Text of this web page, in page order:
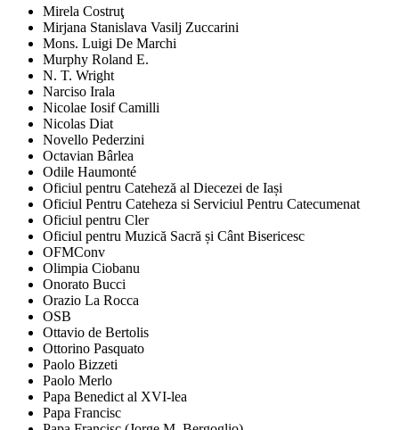
Mirela Costruţ
Mirjana Stanislava Vasilj Zuccarini
Mons. Luigi De Marchi
Murphy Roland E.
N. T. Wright
Narciso Irala
Nicolae Iosif Camilli
Nicolas Diat
Novello Pederzini
Octavian Bârlea
Odile Haumonté
Oficiul pentru Cateheză al Diecezei de Iași
Oficiul Pentru Cateheza si Serviciul Pentru Catecumenat
Oficiul pentru Cler
Oficiul pentru Muzică Sacră și Cânt Bisericesc
OFMConv
Olimpia Ciobanu
Onorato Bucci
Orazio La Rocca
OSB
Ottavio de Bertolis
Ottorino Pasquato
Paolo Bizzeti
Paolo Merlo
Papa Benedict al XVI-lea
Papa Francisc